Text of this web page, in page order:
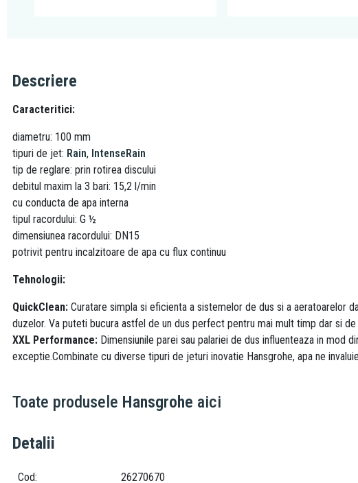
Descriere
Caracteritici:
diametru: 100 mm
tipuri de jet: Rain, IntenseRain
tip de reglare: prin rotirea discului
debitul maxim la 3 bari: 15,2 l/min
cu conducta de apa interna
tipul racordului: G ½
dimensiunea racordului: DN15
potrivit pentru incalzitoare de apa cu flux continuu
Tehnologii:
QuickClean: Curatare simpla si eficienta a sistemelor de dus si a aeratoarelor
duzelor. Va puteti bucura astfel de un dus perfect pentru mai mult timp dar si
XXL Performance: Dimensiunile parei sau palariei de dus influenteaza in
exceptie.Combinate cu diverse tipuri de jeturi inovatie Hansgrohe, apa ne
Toate produsele Hansgrohe aici
Detalii
Cod 26270670